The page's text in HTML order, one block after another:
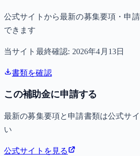
公式サイトから最新の募集要項・申
できます
当サイト最終確認: 2026年4月13日
書類を確認
この補助金に申請する
最新の募集要項と申請書類は公式サ
い
公式サイトを見る